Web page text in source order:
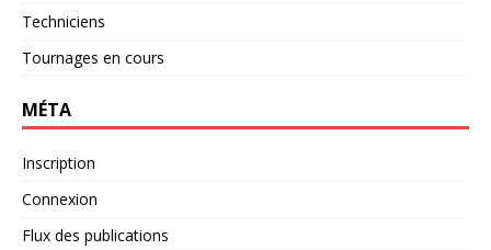
Techniciens
Tournages en cours
MÉTA
Inscription
Connexion
Flux des publications